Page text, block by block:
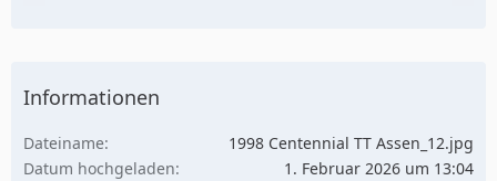
Informationen
Dateiname
1998 Centennial TT Assen_12.jpg
Datum hochgeladen
1. Februar 2026 um 13:04